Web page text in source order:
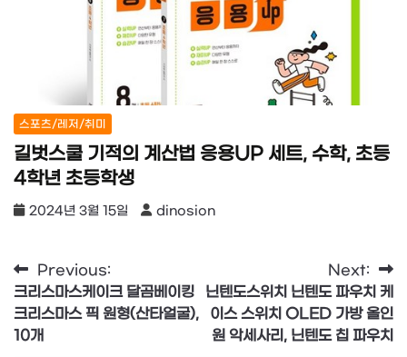
스포츠/레저/취미
길벗스쿨 기적의 계산법 응용UP 세트, 수학, 초등
4학년 초등학생
2024년 3월 15일 dinosion
글
탐
색
Previous:
크리스마스케이크 달곰베이킹
크리스마스 픽 원형(산타얼굴),
10개
Next:
닌텐도스위치 닌텐도 파우치 케
이스 스위치 OLED 가방 올인
원 악세사리, 닌텐도 칩 파우치